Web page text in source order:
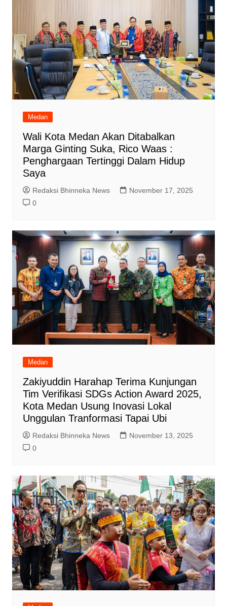
Medan
Wali Kota Medan Akan Ditabalkan
Marga Ginting Suka, Rico Waas :
Penghargaan Tertinggi Dalam Hidup
Saya
Redaksi Bhinneka News
November 17, 2025
0
Medan
Zakiyuddin Harahap Terima Kunjungan
Tim Verifikasi SDGs Action Award 2025,
Kota Medan Usung Inovasi Lokal
Unggulan Tranformasi Tapai Ubi
Redaksi Bhinneka News
November 13, 2025
0